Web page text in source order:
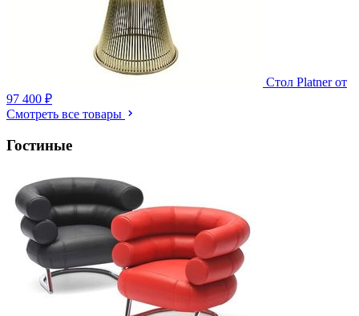
Стол Platner от
97 400 ₽
Смотреть все товары
Гостиные